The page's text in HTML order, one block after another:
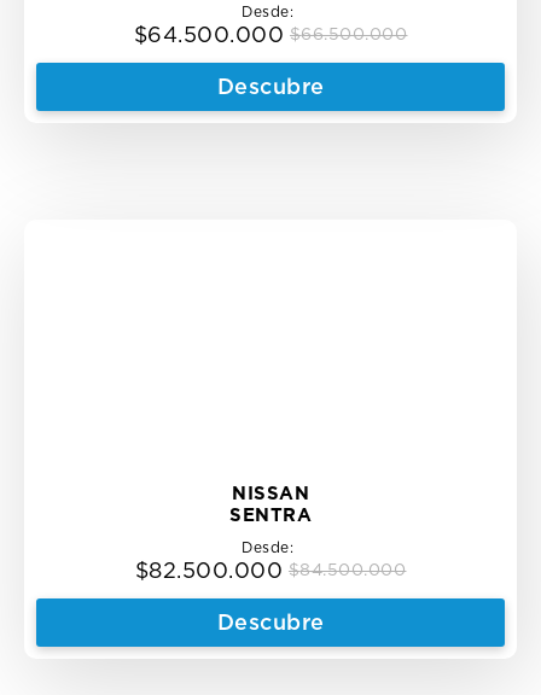
Desde:
$66.500.000
Original
price
$66.500.000.
$64.500.000
Current
price
$64.500.000.
Descubre
NISSAN
SENTRA
Desde:
$84.500.000
Original
price
$84.500.000.
$82.500.000
Current
price
$82.500.000.
Descubre